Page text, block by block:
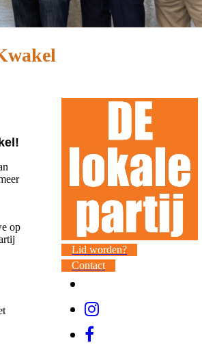
op
Lid worden?
Contact